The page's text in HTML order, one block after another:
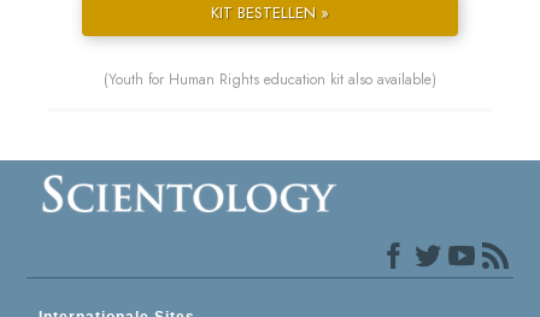
KIT BESTELLEN »
(Youth for Human Rights education kit also available)